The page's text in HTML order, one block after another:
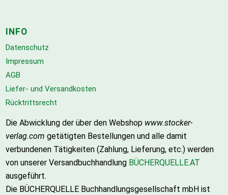
INFO
Datenschutz
Impressum
AGB
Liefer- und Versandkosten
Rücktrittsrecht
Die Abwicklung der über den Webshop www.stocker-
verlag.com getätigten Bestellungen und alle damit
verbundenen Tätigkeiten (Zahlung, Lieferung, etc.) werden
von unserer Versandbuchhandlung BÜCHERQUELLE.AT
ausgeführt.
Die BÜCHERQUELLE Buchhandlungsgesellschaft mbH ist